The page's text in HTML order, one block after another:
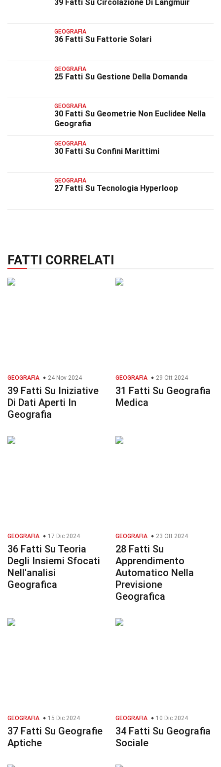
39 Fatti Su Circolazione Di Langmuir
GEOGRAFIA
36 Fatti Su Fattorie Solari
GEOGRAFIA
25 Fatti Su Gestione Della Domanda
GEOGRAFIA
30 Fatti Su Geometrie Non Euclidee Nella
Geografia
GEOGRAFIA
30 Fatti Su Confini Marittimi
GEOGRAFIA
27 Fatti Su Tecnologia Hyperloop
FATTI CORRELATI
GEOGRAFIA 24 Nov 2024
39 Fatti Su Iniziative
Di Dati Aperti In
Geografia
GEOGRAFIA 29 Ott 2024
31 Fatti Su Geografia
Medica
GEOGRAFIA 17 Dic 2024
36 Fatti Su Teoria
Degli Insiemi Sfocati
Nell'analisi
Geografica
GEOGRAFIA 23 Ott 2024
28 Fatti Su
Apprendimento
Automatico Nella
Previsione
Geografica
GEOGRAFIA 15 Dic 2024
37 Fatti Su Geografie
Aptiche
GEOGRAFIA 10 Dic 2024
34 Fatti Su Geografia
Sociale